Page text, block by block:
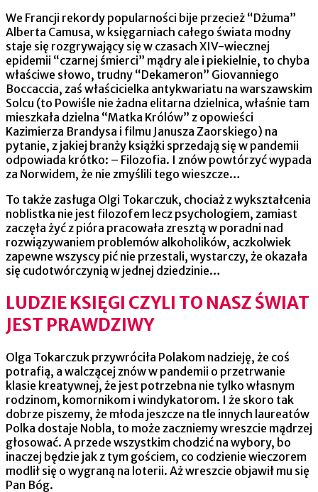
We Francji rekordy popularności bije przecież “Dżuma”
Alberta Camusa, w księgarniach całego świata modny
staje się rozgrywający się w czasach XIV-wiecznej
epidemii “czarnej śmierci” mądry ale i piekielnie, to chyba
właściwe słowo, trudny “Dekameron” Giovanniego
Boccaccia, zaś właścicielka antykwariatu na warszawskim
Solcu (to Powiśle nie żadna elitarna dzielnica, właśnie tam
mieszkała dzielna “Matka Królów” z opowieści
Kazimierza Brandysa i filmu Janusza Zaorskiego) na
pytanie, z jakiej branży książki sprzedają się w pandemii
odpowiada krótko: – Filozofia. I znów powtórzyć wypada
za Norwidem, że nie zmyślili tego wieszcze…
To także zasługa Olgi Tokarczuk, chociaż z wykształcenia
noblistka nie jest filozofem lecz psychologiem, zamiast
zaczęła żyć z pióra pracowała zresztą w poradni nad
rozwiązywaniem problemów alkoholików, aczkolwiek
zapewne wszyscy pić nie przestali, wystarczy, że okazała
się cudotwórczynią w jednej dziedzinie…
LUDZIE KSIĘGI CZYLI TO NASZ ŚWIAT
JEST PRAWDZIWY
Olga Tokarczuk przywróciła Polakom nadzieję, że coś
potrafią, a walczącej znów w pandemii o przetrwanie
klasie kreatywnej, że jest potrzebna nie tylko własnym
rodzinom, komornikom i windykatorom. I że skoro tak
dobrze piszemy, że młoda jeszcze na tle innych laureatów
Polka dostaje Nobla, to może zaczniemy wreszcie mądrzej
głosować. A przede wszystkim chodzić na wybory, bo
inaczej będzie jak z tym gościem, co codzienie wieczorem
modlił się o wygraną na loterii. Aż wreszcie objawił mu się
Pan Bóg.